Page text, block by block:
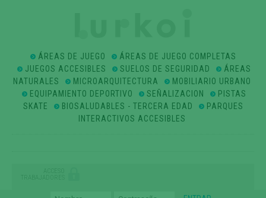
ÁREAS DE JUEGO
ÁREAS DE JUEGO COMPLETAS
JUEGOS ACCESIBLES
SUELOS DE SEGURIDAD
ÁREAS
NATURALES
MICROARQUITECTURA
MOBILIARIO URBANO
EQUIPAMIENTO DEPORTIVO
SEÑALIZACION
PISTAS
SKATE
BIOSALUDABLES - TERCERA EDAD
PARQUES
INTERACTIVOS ACCESIBLES
ACCESO
TRABAJADORES